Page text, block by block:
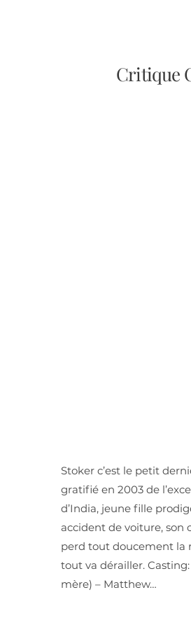
Critique
Stoker c’est le petit
gratifié en 2003 de
d’India, jeune fille
accident de voiture, son
perd tout doucement la
tout va dérailler.
mère) – Matthew…